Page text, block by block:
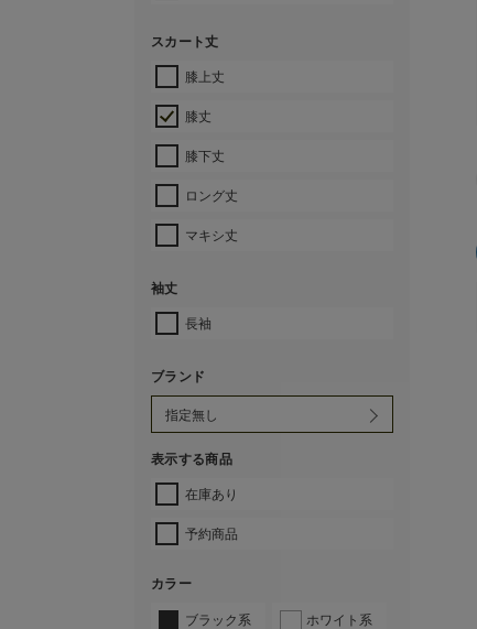
スカート丈
膝上丈
膝丈
膝下丈
ロング丈
マキシ丈
袖丈
長袖
ブランド
表示する商品
在庫あり
予約商品
カラー
ブラック系 ホワイト系